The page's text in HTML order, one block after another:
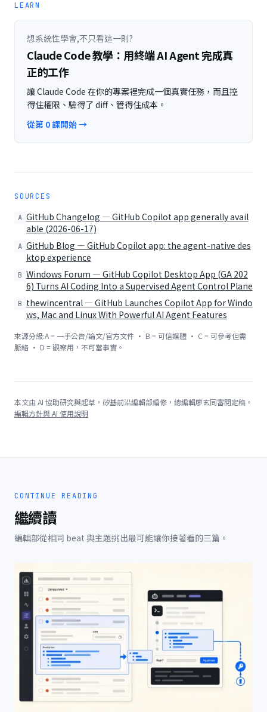
LEARN
想系統性學會,不只看這一則?
Claude Code 教學：用終端 AI Agent 完成真
正的工作
讓 Claude Code 在你的專案裡完成一個真實任務，而且控
得住權限、驗得了 diff、管得住成本。
從第 0 課開始 →
SOURCES
A GitHub Changelog — GitHub Copilot app generally avail
able (2026-06-17)
A GitHub Blog — GitHub Copilot app: the agent-native des
ktop experience
B Windows Forum — GitHub Copilot Desktop App (GA 202
6) Turns AI Coding Into a Supervised Agent Control Plane
B thewincentral — GitHub Launches Copilot App for Windo
ws, Mac and Linux With Powerful AI Agent Features
來源分級:A = 一手公告/論文/官方文件 · B = 可信媒體 · C = 可參考但需
脈絡 · D = 觀察用，不可當事實。
本文由 AI 協助研究與起草，矽基前沿編輯部編修，總編輯廖玄同審閱定稿。
編輯方針與 AI 使用說明
CONTINUE READING
繼續讀
編輯部從相同 beat 與主題挑出最可能讓你接著看的三篇。